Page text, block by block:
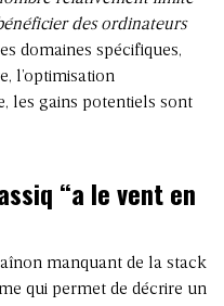
des ordinateurs
domaines spécifiques,
l’optimisation
les gains potentiels sont
“a le vent en
manquant de la stack
qui permet de décrire un